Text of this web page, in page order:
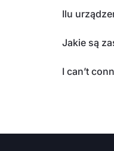
Ilu
Jakie są
I can’t